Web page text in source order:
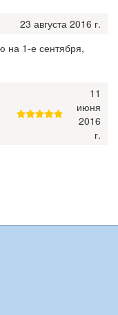
23 августа 2016 г.
на 1-е сентября,
11
июня
2016
г.